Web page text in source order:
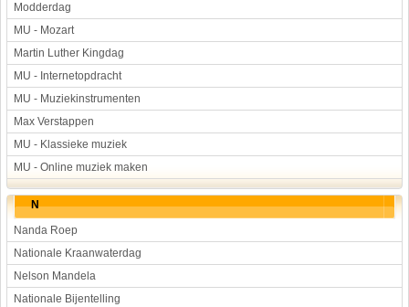
Modderdag
MU - Mozart
Martin Luther Kingdag
MU - Internetopdracht
MU - Muziekinstrumenten
Max Verstappen
MU - Klassieke muziek
MU - Online muziek maken
N
Nanda Roep
Nationale Kraanwaterdag
Nelson Mandela
Nationale Bijentelling